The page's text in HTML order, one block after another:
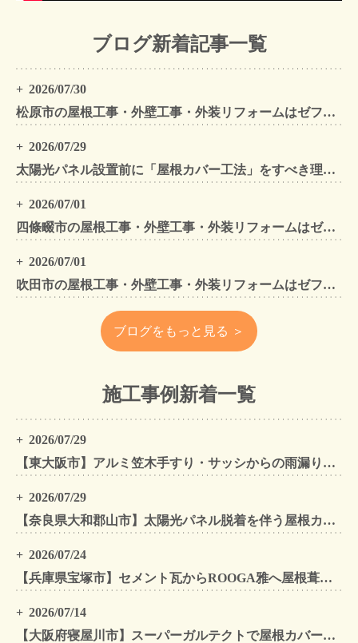
ブログ新着記事一覧
2026/07/30
松原市の屋根工事・外壁工事・外装リフォームはゼファン！松原市内の工事事例もご紹介
2026/07/29
太陽光パネル設置前に「屋根カバー工法」をすべき理由！葺き替えとの違いや費用・雨漏り対策をプロが解説
2026/07/01
四條畷市の屋根工事・外壁工事・外装リフォームはゼファン！四條畷内の工事事例もご紹介
2026/07/01
吹田市の屋根工事・外壁工事・外装リフォームはゼファン！吹田市内の工事事例もご紹介
ブログをもっと見る ＞
施工事例新着一覧
2026/07/29
【東大阪市】アルミ笠木手すり・サッシからの雨漏りを解消｜外壁金属サイディングカバー工法
2026/07/29
【奈良県大和郡山市】太陽光パネル脱着を伴う屋根カバー工法・外壁カバー工法・外壁塗装工事｜スーパーガルテクト施工事例
2026/07/24
【兵庫県宝塚市】セメント瓦からROOGA雅へ屋根葺き替え モダングレーで軽量化・外壁塗装も同時施工
2026/07/14
【大阪府寝屋川市】スーパーガルテクトで屋根カバー工法・外壁塗装・雨樋工事｜住まいをトータルリフォームした施工事例